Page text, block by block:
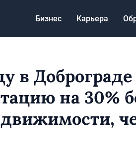
Бизнес Карьера
в
на 30%